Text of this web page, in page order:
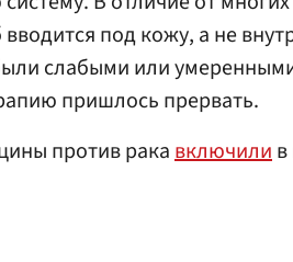
под кожу, а не
слабыми или
пришлось прервать.
против ракавключили